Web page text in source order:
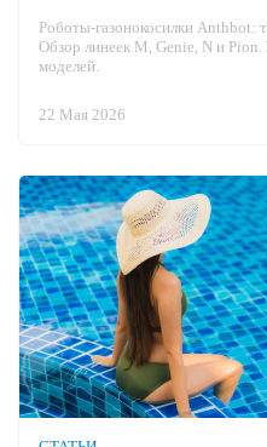
Роботы-газонокосилки Anthbot:
Обзор линеек M, Genie, N и
моделей.
22 Мая 2026